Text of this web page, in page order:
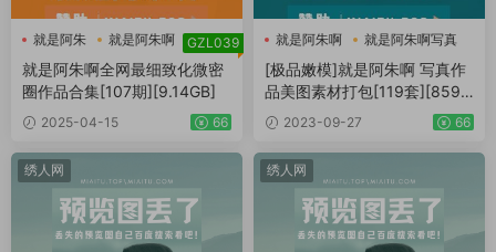
就是阿朱
就是阿朱啊
就是阿朱阿微密圈
GZL039
就是阿朱啊全网最细致化微密
圈作品合集[107期][9.14GB]
2025-04-15 66
就是阿朱啊
就是阿朱啊写真
就是阿朱啊合集
[极品嫩模]就是阿朱啊 写真作
品美图素材打包[119套][8595
P][62.2GB]
2023-09-27 66
绣人网 绣人网